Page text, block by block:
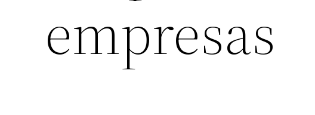
empresas